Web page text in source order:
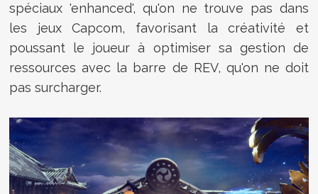
spéciaux 'enhanced', qu'on ne trouve pas dans
les jeux Capcom, favorisant la créativité et
poussant le joueur à optimiser sa gestion de
ressources avec la barre de REV, qu'on ne doit
pas surcharger.